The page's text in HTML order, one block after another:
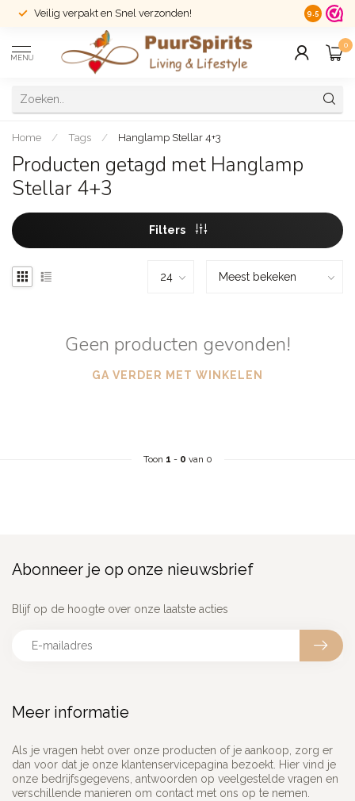
Veilig verpakt en Snel verzonden! 14 dagen
9.5
MENU
0
Home / Tags / Hanglamp Stellar 4+3
Producten getagd met Hanglamp
Stellar 4+3
Filters
Geen producten gevonden!
GA VERDER MET WINKELEN
Toon 1 - 0 van 0
Meer informatie
Als je vragen hebt over onze producten of je aankoop, zorg er
dan voor dat je onze klantenservicepagina bezoekt. Hier vind je
onze bedrijfsgegevens, antwoorden op veelgestelde vragen en
verschillende manieren om contact met ons op te nemen.
Abonneer je op onze nieuwsbrief
Blijf op de hoogte over onze laatste acties